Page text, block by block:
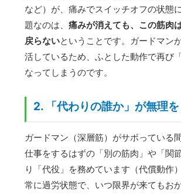
など）が、痛みでスイッチオフの状態
題なのは、痛みが消えても、この筋肉
戻らないということです。ガードマン
活しているため、ふとした動作で再び
なってしまうのです。
2. 「代わりの誰か」が無理
ガードマン（深層筋）がサボっている
仕事をするはずの「別の筋肉」や「関
り「代役」を務めています（代償動作
常に過労状態で、いつ限界が来てもお